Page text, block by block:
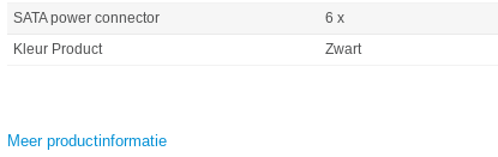
SATA power connector
6 x
Kleur Product
Zwart
Meer productinformatie